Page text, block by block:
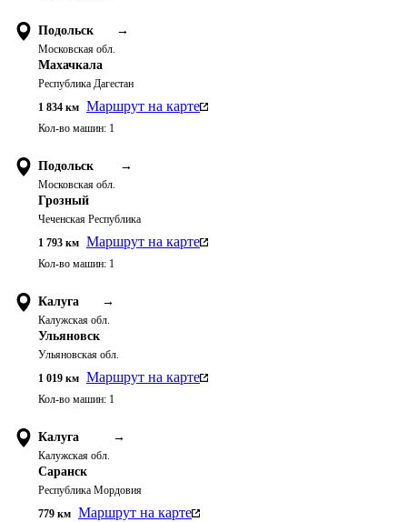
Подольск →
Московская обл.
Махачкала
Республика Дагестан
1 834 км Маршрут на карте
Кол-во машин: 1
Подольск →
Московская обл.
Грозный
Чеченская Республика
1 793 км Маршрут на карте
Кол-во машин: 1
Калуга →
Калужская обл.
Ульяновск
Ульяновская обл.
1 019 км Маршрут на карте
Кол-во машин: 1
Калуга →
Калужская обл.
Саранск
Республика Мордовия
779 км Маршрут на карте